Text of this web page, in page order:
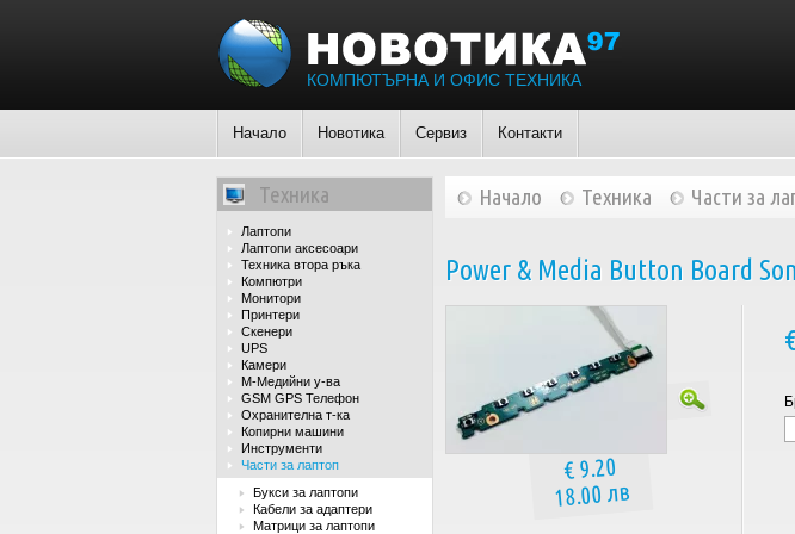
КОМПЮТЪРНА И ОФИС ТЕХНИКА
Начало Новотика Сервиз Контакти
Техника
Лаптопи
Лаптопи аксесоари
Техника втора ръка
Компютри
Монитори
Принтери
Скенери
UPS
Камери
М-Медийни у-ва
GSM GPS Телефон
Охранителна т-ка
Копирни машини
Инструменти
Части за лаптоп
Букси за лаптопи
Кабели за адаптери
Матрици за лаптопи
Начало Техника Части за
Power & Media Button Board
€ 9.20
18.00 лв